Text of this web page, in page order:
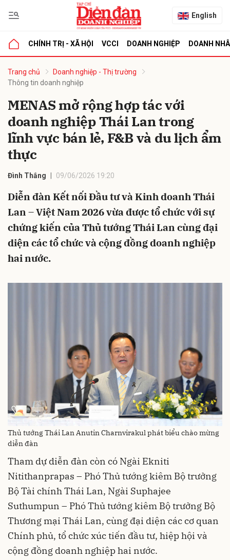
English
CHÍNH TRỊ - XÃ HỘI VCCI DOANH NGHIỆP DOANH
Trang chủ
Doanh nghiệp - Thị trường
Thông tin doanh nghiệp
MENAS mở rộng hợp tác với
doanh nghiệp Thái Lan trong
lĩnh vực bán lẻ, F&B và du lịch ẩm
thực
Đình Thắng 09/06/2026 19:20
Diễn đàn Kết nối Đầu tư và Kinh doanh Thái
Lan – Việt Nam 2026 vừa được tổ chức với sự
chứng kiến của Thủ tướng Thái Lan cùng đại
diện các tổ chức và cộng đồng doanh nghiệp
hai nước.
Thủ tướng Thái Lan Anutin Charnvirakul phát biểu chào mừng
diễn đàn
Tham dự diễn đàn còn có Ngài Ekniti
Nitithanprapas – Phó Thủ tướng kiêm Bộ trưởng
Bộ Tài chính Thái Lan, Ngài Suphajee
Suthumpun – Phó Thủ tướng kiêm Bộ trưởng Bộ
Thương mại Thái Lan, cùng đại diện các cơ quan
Chính phủ, tổ chức xúc tiến đầu tư, hiệp hội và
cộng đồng doanh nghiệp hai nước.
luận